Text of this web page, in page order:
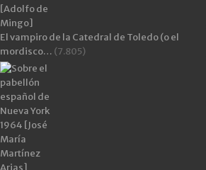
El vampiro de la Catedral de Toledo (o el
mordisco… (7.805)